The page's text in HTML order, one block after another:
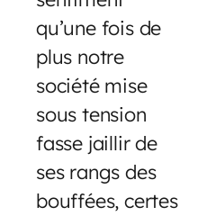
qu’une fois de
plus notre
société mise
sous tension
fasse jaillir de
ses rangs des
bouffées, certes